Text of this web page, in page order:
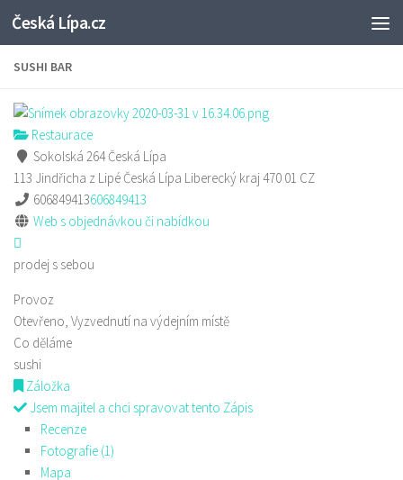
Skip to content
Česká Lípa.cz
SUSHI BAR
Restaurace
Sokolská 264 Česká Lípa
113 Jindřicha z Lipé Česká Lípa Liberecký kraj470 01 CZ
606849413606849413
Web s objednávkou či nabídkou
prodej s sebou
Provoz
Otevřeno, Vyzvednutí na výdejním místě
Co děláme
sushi
Záložka
Jsem majitel a chci spravovat tento Zápis
Recenze
Fotografie (1)
Mapa